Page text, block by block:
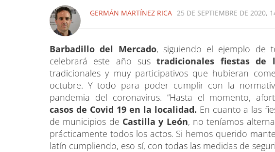
GERMÁN MARTÍNEZ RICA 25 DE SEPTIEMBRE DE 2020,
Barbadillo del Mercado, siguiendo el ejemplo de
celebrará este año sustradicionales fiestas de
tradicionales y muy participativos que hubieran
octubre. Y todo para poder cumplir con la
pandemia del coronavirus. “Hasta el momento,
casos de Covid 19 en la localidad. En cuanto a las
de municipios de Castilla y León, no teníamos
prácticamente todos los actos. Si hemos querido
latín cumpliendo, eso sí, con todas las medidas de